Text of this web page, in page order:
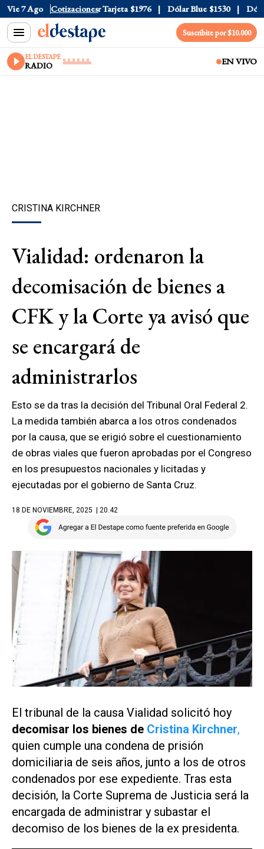
Vie 7 Ago Cotizaciones
$1520 Dólar Tarjeta $1976 Dólar Blue $1530 Dólar
Suscribite por $10.000
EL DESTAPE
RADIO EN VIVO
CRISTINA KIRCHNER
Vialidad: ordenaron la
decomisación de bienes a
CFK y la Corte ya avisó que
se encargará de
administrarlos
Esto se da tras la decisión del Tribunal Oral Federal 2.
La medida también abarca a los otros condenados
por la causa, que se erigió sobre el cuestionamiento
de obras viales que fueron aprobadas por el Congreso
en los presupuestos nacionales y licitadas y
ejecutadas por el gobierno de Santa Cruz.
18 DE NOVIEMBRE, 2025 | 20.42
El tribunal de la causa Vialidad solicitó hoy
decomisar los bienes de Cristina Kirchner,
quien cumple una condena de prisión
domiciliaria de seis años, junto a los de otros
condenados por ese expediente. Tras esta
decisión, la Corte Suprema de Justicia será la
encargada de administrar y subastar el
decomiso de los bienes de la ex presidenta.